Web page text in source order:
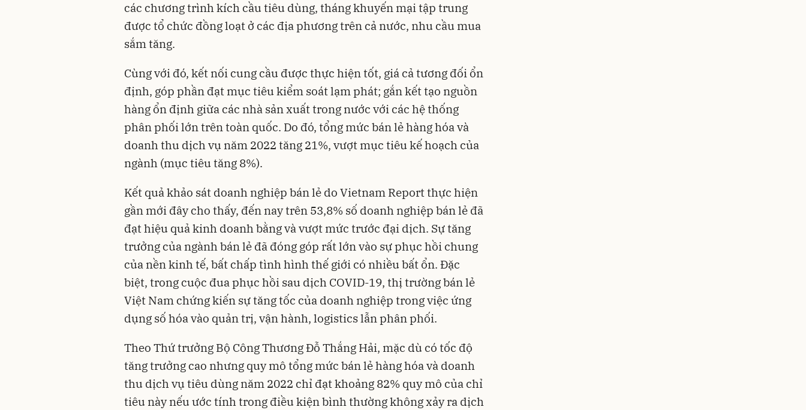
các chương trình kích cầu tiêu dùng, tháng khuyến mại tập trung
được tổ chức đồng loạt ở các địa phương trên cả nước, nhu cầu mua
sắm tăng.
Cùng với đó, kết nối cung cầu được thực hiện tốt, giá cả tương đối ổn
định, góp phần đạt mục tiêu kiểm soát lạm phát; gắn kết tạo nguồn
hàng ổn định giữa các nhà sản xuất trong nước với các hệ thống
phân phối lớn trên toàn quốc. Do đó, tổng mức bán lẻ hàng hóa và
doanh thu dịch vụ năm 2022 tăng 21%, vượt mục tiêu kế hoạch của
ngành (mục tiêu tăng 8%).
Kết quả khảo sát doanh nghiệp bán lẻ do Vietnam Report thực hiện
gần mới đây cho thấy, đến nay trên 53,8% số doanh nghiệp bán lẻ đã
đạt hiệu quả kinh doanh bằng và vượt mức trước đại dịch. Sự tăng
trưởng của ngành bán lẻ đã đóng góp rất lớn vào sự phục hồi chung
của nền kinh tế, bất chấp tình hình thế giới có nhiều bất ổn. Đặc
biệt, trong cuộc đua phục hồi sau dịch COVID-19, thị trường bán lẻ
Việt Nam chứng kiến sự tăng tốc của doanh nghiệp trong việc ứng
dụng số hóa vào quản trị, vận hành, logistics lẫn phân phối.
Theo Thứ trưởng Bộ Công Thương Đỗ Thắng Hải, mặc dù có tốc độ
tăng trưởng cao nhưng quy mô tổng mức bán lẻ hàng hóa và doanh
thu dịch vụ tiêu dùng năm 2022 chỉ đạt khoảng 82% quy mô của chỉ
tiêu này nếu ước tính trong điều kiện bình thường không xảy ra dịch